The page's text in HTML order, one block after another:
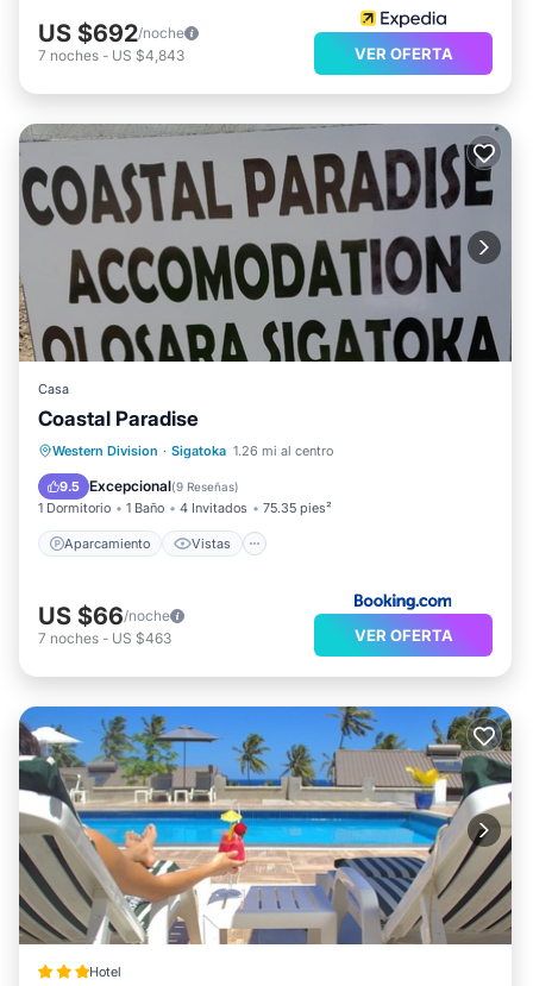
US $692/noche
7 noches - US $4,843 VER OFERTA
Casa
Coastal Paradise
Western Division · Sigatoka 1.26 mi al centro
9.5 Excepcional(9 Reseñas)
1 Dormitorio 1 Baño 4 Invitados 75.35 pies²
Aparcamiento Vistas
Aparcamiento
Vistas
Aire acondicionado
US $66/noche
7 noches - US $463 VER OFERTA
Hotel